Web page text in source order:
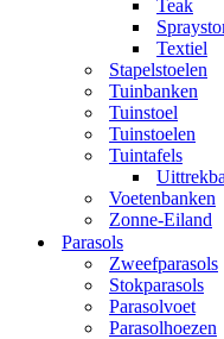
Teak
Textiel
Stapelstoelen
Tuinbanken
Tuinstoel
Tuinstoelen
Tuintafels
Voetenbanken
Zonne-Eiland
Parasols
Zweefparasols
Stokparasols
Parasolvoet
Parasolhoezen